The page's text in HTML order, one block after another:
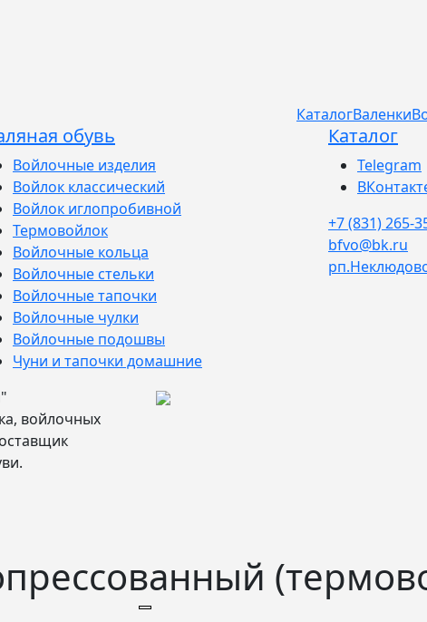
КаталогВаленки
обувь
Войлочные изделия
Войлок классический
Войлок иглопробивной
Термовойлок
Войлочные кольца
Войлочные стельки
Войлочные тапочки
Войлочные чулки
Войлочные подошвы
Чуни и тапочки домашние
Каталог
Telegram
+7 (831) 265-
bfvo@bk.ru
войлочных